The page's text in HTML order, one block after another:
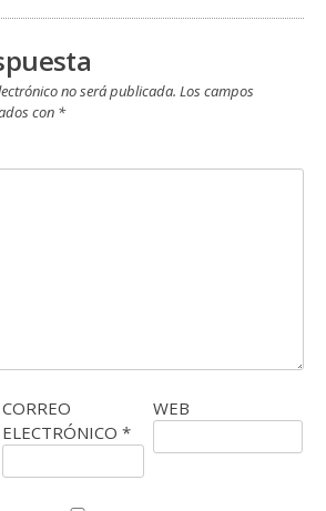
no será publicada. Los campos
con *
CORREO
ELECTRÓNICO *
WEB